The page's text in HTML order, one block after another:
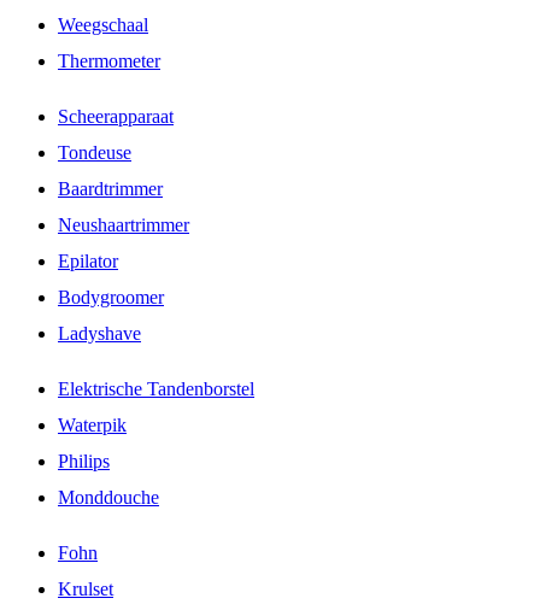
Weegschaal
Thermometer
Scheerapparaat
Tondeuse
Baardtrimmer
Neushaartrimmer
Epilator
Bodygroomer
Ladyshave
Elektrische Tandenborstel
Waterpik
Philips
Monddouche
Fohn
Krulset